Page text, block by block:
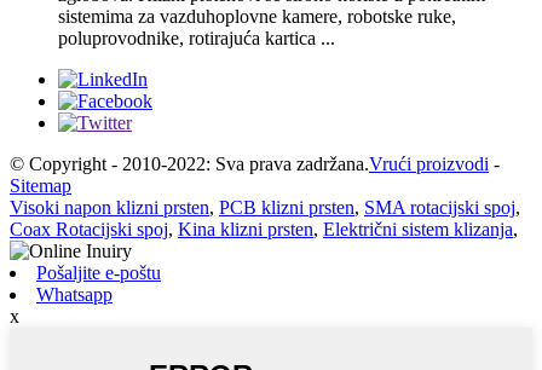
sistemima za vazduhoplovne kamere, robotske ruke,
poluprovodnike, rotirajuća kartica ...
© Copyright - 2010-2022: Sva prava zadržana.Vrući proizvodi -
Sitemap
Visoki napon klizni prsten, PCB klizni prsten, SMA rotacijski spoj,
Coax Rotacijski spoj, Kina klizni prsten, Električni sistem klizanja,
Pošaljite e-poštu
Whatsapp
x